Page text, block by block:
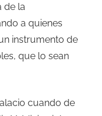
de la
a quienes
instrumento de
que lo sean
cuando de